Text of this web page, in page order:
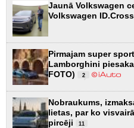
Jaunā Volkswagen
Volkswagen
Pirmajam super
Lamborghini
FOTO)
2
Nobraukums,
lietas, par ko
pircēji
11